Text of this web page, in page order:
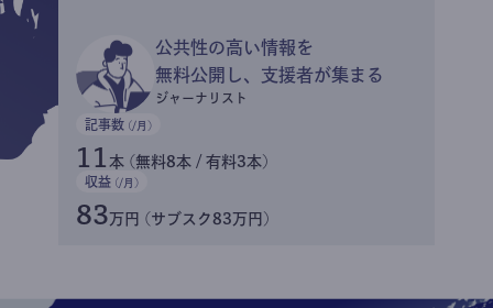
公共性の高い情報を
無料公開し、支援者が集まる
ジャーナリスト
記事数 (/月)
11 本 (無料8本 / 有料3本)
収益 (/月)
83万円 (サブスク83万円)